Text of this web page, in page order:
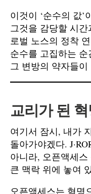
이것이 ‘순수의 값
그것을 감당할 시
로벌 노스의 정착
순수를 고집하는
그 변방의 약자들
교리가 된 혁
여기서 잠시, 내가
돌아가야겠다.
아니라, 오픈액세
큰 맥락 위에 놓여
오픈액세스는 혁명